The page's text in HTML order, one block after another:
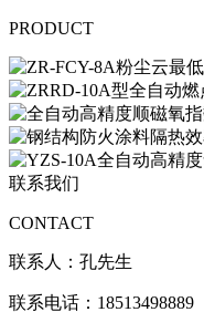
PRODUCT
联系我们
CONTACT
联系人：孔先生
联系电话：18513498889